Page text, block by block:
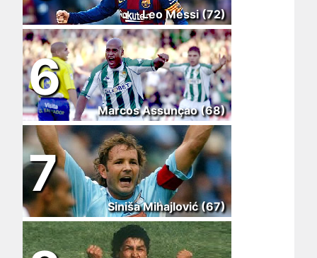
Leo Messi (72)
6
Marcos Assunçao (68)
7
Siniša Mihajlović (67)